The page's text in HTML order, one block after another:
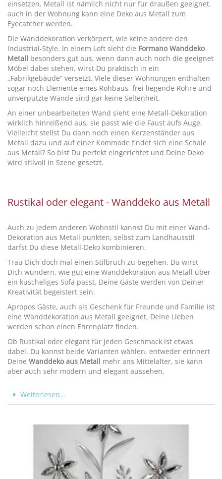
einsetzen. Metall ist nämlich nicht nur für draußen geeignet,
auch in der Wohnung kann eine Deko aus Metall zum
Eyecatcher werden.
Die Wanddekoration verkörpert, wie keine andere den
Industrial-Style. In einem Loft sieht die Formano Wanddeko
Metall besonders gut aus, wenn dann auch noch die geeignet
Möbel dabei stehen, wirst Du praktisch in ein
„Fabrikgebäude“ versetzt. Viele dieser Wohnungen enthalten
sogar noch Elemente eines Rohbaus, frei liegende Rohre und
unverputzte Wände sind gar keine Seltenheit.
An einer unbearbeiteten Wand sieht eine Metall-Dekoration
wirklich hinreißend aus, sie passt wie die Faust aufs Auge.
Vielleicht stellst Du dann noch einen Kerzenständer aus
Metall dazu und auf einer Kommode findet sich eine Schale
aus Metall? So bist Du perfekt eingerichtet und Deine Deko
wird stilvoll in Szene gesetzt.
Rustikal oder elegant - Wanddeko aus Metall
Auch zu jedem anderen Wohnstil kannst Du mit einer Wand-
Dekoration aus Metall punkten, selbst zum Landhausstil
darfst Du diese Metall-Deko kombinieren.
Trau Dich doch mal einen Stilbruch zu begehen, Du wirst
Dich wundern, wie gut eine Wanddekoration aus Metall über
ein kuscheliges Sofa passt. Deine Gäste werden von Deiner
Kreativität begeistert sein.
Apropos Gäste, auch als Geschenk für Freunde und Familie ist
eine Wanddekoration aus Metall geeignet, Deine Lieben
werden schon einen Ehrenplatz finden.
Ob Rustikal oder elegant für jeden Geschmack ist etwas
dabei. Du kannst beide Varianten wählen, entweder erinnert
Deine Wanddeko aus Metall mehr ans Mittelalter, sie kann
aber auch sehr modern und elegant aussehen.
Weiterlesen...